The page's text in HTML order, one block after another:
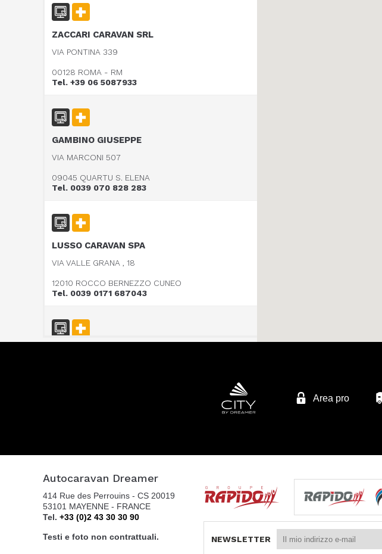
ZACCARI CARAVAN SRL
VIA PONTINA 339
00128 ROMA - RM
Tel. +39 06 5087933
GAMBINO GIUSEPPE
VIA MARCONI 507
09045 QUARTU S. ELENA
Tel. 0039 070 828 283
LUSSO CARAVAN SPA
VIA VALLE GRANA , 18
12010 ROCCO BERNEZZO CUNEO
Tel. 0039 0171 687043
CENTRO CARAVANS BARASSI SRL
VIALE LOMBARDIA 254
20900 MONZA
Tel. 039743573
Area pro
Autocaravan Dreamer
414 Rue des Perrouins - CS 20019
53101 MAYENNE - FRANCE
Tel. +33 (0)2 43 30 30 90
Testi e foto non contrattuali. NEWSLETTER